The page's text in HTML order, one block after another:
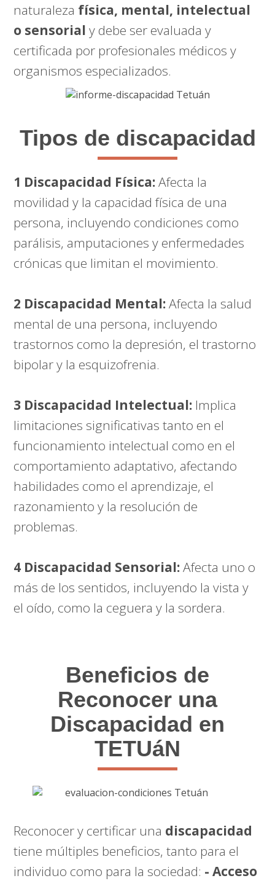
naturaleza física, mental, intelectual
o sensorial y debe ser evaluada y
certificada por profesionales médicos y
organismos especializados.
Tipos de discapacidad
1 Discapacidad Física:Afecta la
movilidad y la capacidad física de una
persona, incluyendo condiciones como
parálisis, amputaciones y enfermedades
crónicas que limitan el movimiento.
2 Discapacidad Mental:Afecta la salud
mental de una persona, incluyendo
trastornos como la depresión, el trastorno
bipolar y la esquizofrenia.
3 Discapacidad Intelectual: Implica
limitaciones significativas tanto en el
funcionamiento intelectual como en el
comportamiento adaptativo, afectando
habilidades como el aprendizaje, el
razonamiento y la resolución de
problemas.
4 Discapacidad Sensorial:Afecta uno o
más de los sentidos, incluyendo la vista y
el oído, como la ceguera y la sordera.
Beneficios de
Reconocer una
Discapacidad en
TETUáN
Reconocer y certificar una discapacidad
tiene múltiples beneficios, tanto para el
individuo como para la sociedad: - Acceso